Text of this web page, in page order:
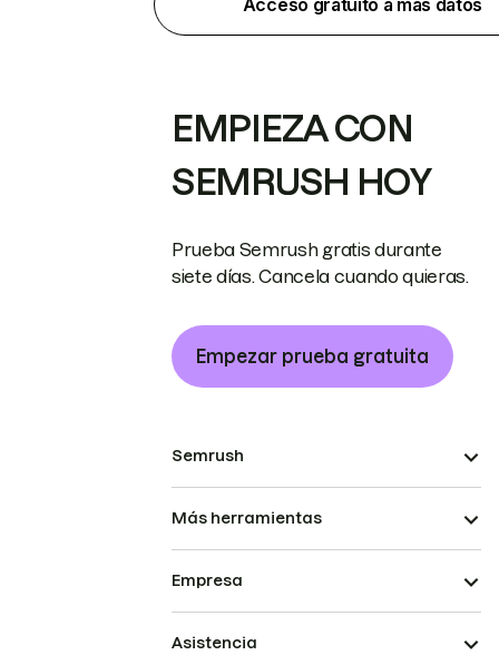
Acceso gratuito a más datos
EMPIEZA CON
SEMRUSH HOY
Prueba Semrush gratis durante
siete días. Cancela cuando quieras.
Empezar prueba gratuita
Semrush
Más herramientas
Empresa
Asistencia